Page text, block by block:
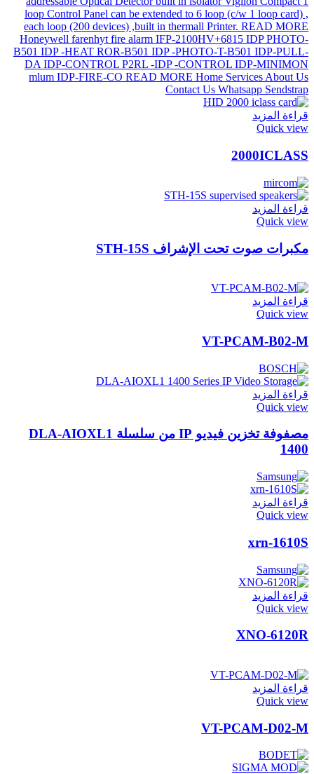
قراءة المزيد
Quick view
2000ICLASS
قراءة المزيد
Quick view
مكبرات صوت تحت الإشراف STH-15S
قراءة المزيد
Quick view
VT-PCAM-B02-M
قراءة المزيد
Quick view
مصفوفة تخزين فيديو IP من سلسلة DLA-AIOXL1
1400
قراءة المزيد
Quick view
xrn-1610S
قراءة المزيد
Quick view
XNO-6120R
قراءة المزيد
Quick view
VT-PCAM-D02-M